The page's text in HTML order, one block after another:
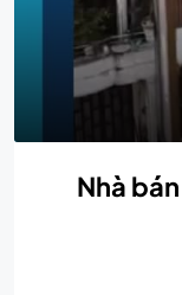
Nhà